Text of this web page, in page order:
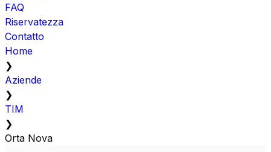
FAQ
Riservatezza
Contatto
Home
❯
Aziende
❯
TIM
❯
Orta Nova